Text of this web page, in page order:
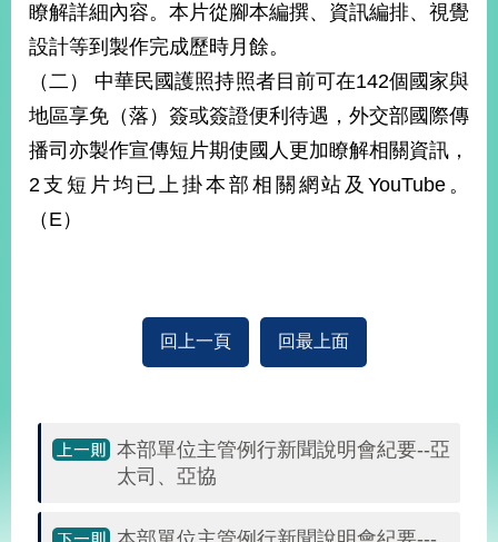
瞭解詳細內容。本片從腳本編撰、資訊編排、視覺
設計等到製作完成歷時月餘。
（二） 中華民國護照持照者目前可在142個國家與
地區享免（落）簽或簽證便利待遇，外交部國際傳
播司亦製作宣傳短片期使國人更加瞭解相關資訊，
2支短片均已上掛本部相關網站及YouTube。
（E）
回上一頁 回最上面
本部單位主管例行新聞說明會紀要--亞
太司、亞協